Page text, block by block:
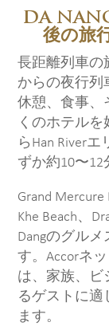
DA
後の旅
長距離列車の
からの夜行列
休憩、食事、
くのホテルを
らHan River
ずか約10〜12
Grand
Khe Beach、
Dangのグル
す。Accorネ
は、家族、ビ
るゲストに適
ます。